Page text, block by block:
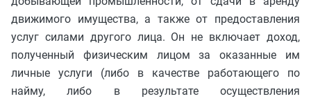
движимого имущества, а также от предоставления
услуг силами другого лица. Он не включает доход,
полученный физическим лицом за оказанные им
личные услуги (либо в качестве работающего по
найму, либо в результате осуществления